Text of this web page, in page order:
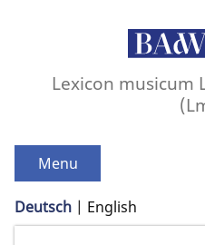
Lexicon musicum
Menu
Deutsch English